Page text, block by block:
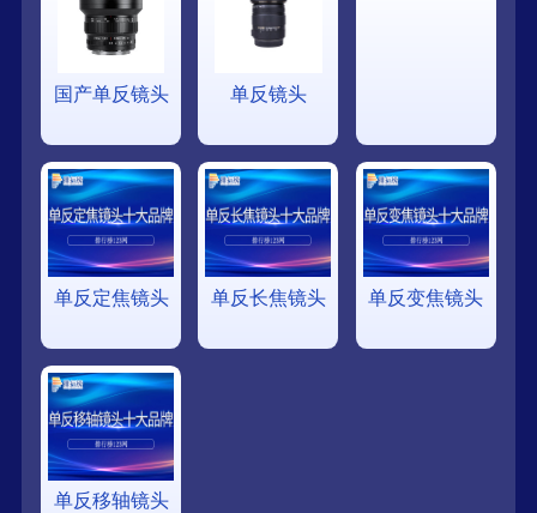
国产单反镜头 单反镜头
单反定焦镜头 单反长焦镜头 单反变焦镜头
单反移轴镜头